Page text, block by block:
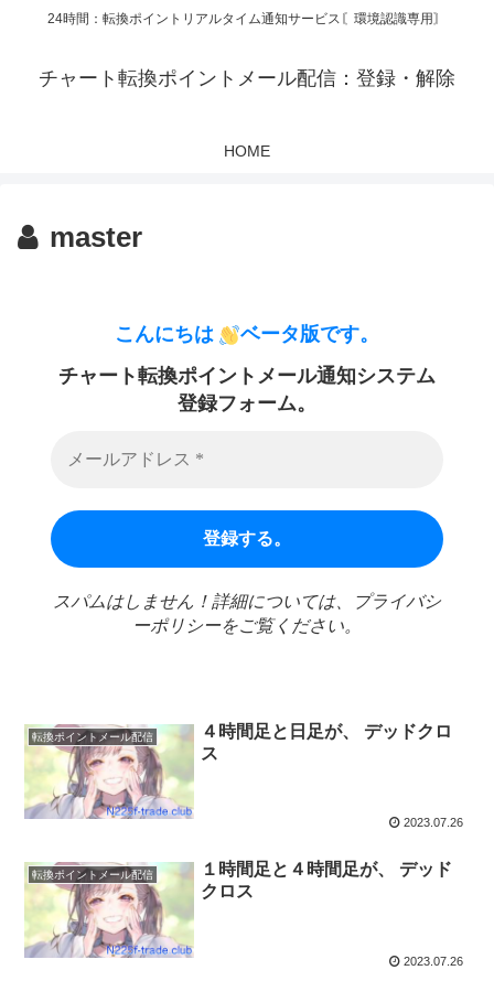
24時間：転換ポイントリアルタイム通知サービス〘環境認識専用〙
チャート転換ポイントメール配信：登録・解除
HOME
master
こんにちは
ベータ版です。
チャート転換ポイントメール通知システム
登録フォーム。
ア
ド
*
スパムはしません！詳細については、プライバシ
ーポリシーをご覧ください。
転換ポイントメール配信
４時間足と日足が、 デッドクロ
ス
2023.07.26
転換ポイントメール配信
１時間足と４時間足が、 デッド
クロス
2023.07.26